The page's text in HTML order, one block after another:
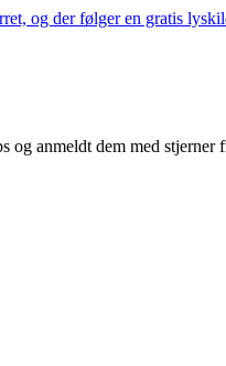
og der følger en gratis
og anmeldt dem med